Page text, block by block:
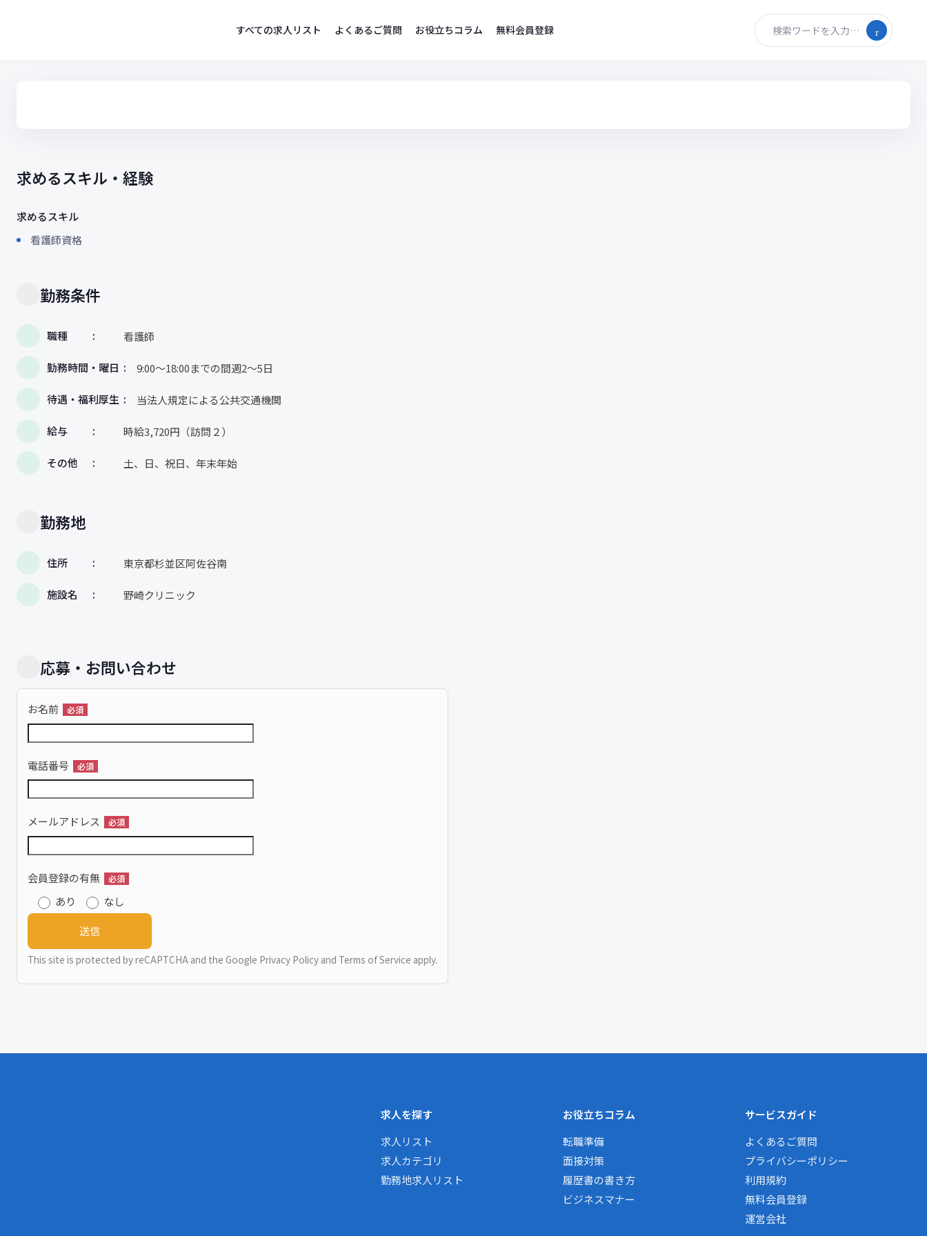
すべての求人リスト よくあるご質問 お役立ちコラム 無料会員登録 検索ワードを入力…
求めるスキル・経験
求めるスキル
看護師資格
勤務条件
職種 看護師
勤務時間・曜日 9:00～18:00までの間週2～5日
待遇・福利厚生 当法人規定による公共交通機関
給与 時給3,720円（訪問２）
その他 土、日、祝日、年末年始
勤務地
住所 東京都杉並区阿佐谷南
施設名 野崎クリニック
応募・お問い合わせ
お名前 必須
電話番号 必須
メールアドレス 必須
会員登録の有無 必須
あり なし
This site is protected by reCAPTCHA and the Google Privacy Policy and Terms of Service apply.
求人を探す
求人リスト
求人カテゴリ
勤務地求人リスト
お役立ちコラム
転職準備
面接対策
履歴書の書き方
ビジネスマナー
サービスガイド
よくあるご質問
プライバシーポリシー
利用規約
無料会員登録
運営会社